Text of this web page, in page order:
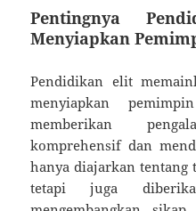
Pentingnya
Menyiapkan
Pendidikan elit
menyiapkan
memberikan
komprehensif dan
hanya diajarkan tentang
tetapi juga